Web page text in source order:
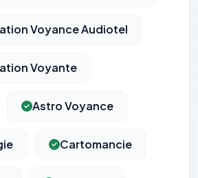
Voyance Audiotel
Voyante
Astro Voyance
Cartomancie